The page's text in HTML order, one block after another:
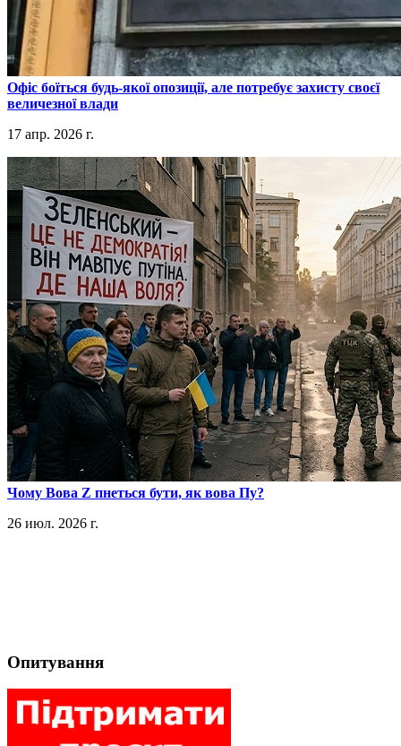
​Офіс боїться будь-якої опозиції, але потребує захисту своєї
величезної влади
17 апр. 2026 г.
​Чому Вова Z пнеться бути, як вова Пу?
26 июл. 2026 г.
Опитування